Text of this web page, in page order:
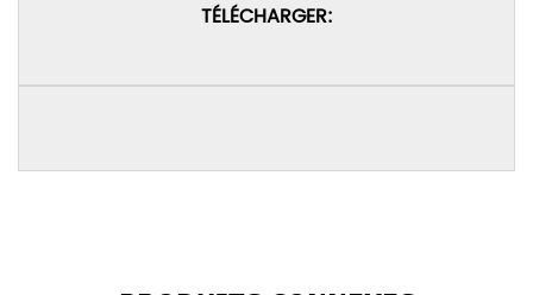
TÉLÉCHARGER: